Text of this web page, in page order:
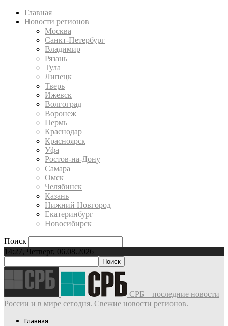
Главная
Новости регионов
Москва
Санкт-Петербург
Владимир
Рязань
Тула
Липецк
Тверь
Ижевск
Волгоград
Воронеж
Пермь
Краснодар
Красноярск
Уфа
Ростов-на-Дону
Самара
Омск
Челябинск
Казань
Нижний Новгород
Екатеринбург
Новосибирск
Поиск
14:27, Четверг, 06.08.2026
СРБ – последние новости
России и в мире сегодня. Свежие новости регионов.
Главная